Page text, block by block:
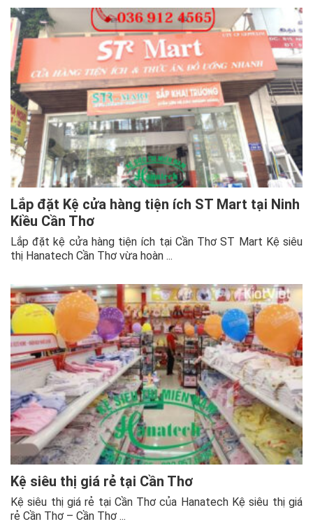
Lắp đặt Kệ cửa hàng tiện ích ST Mart tại Ninh
Kiều Cần Thơ
Lắp đặt kệ cửa hàng tiện ích tại Cần Thơ ST Mart Kệ siêu
thị Hanatech Cần Thơ vừa hoàn ...
Kệ siêu thị giá rẻ tại Cần Thơ
Kệ siêu thị giá rẻ tại Cần Thơ của Hanatech Kệ siêu thị giá
rẻ Cần Thơ – Cần Thơ ...